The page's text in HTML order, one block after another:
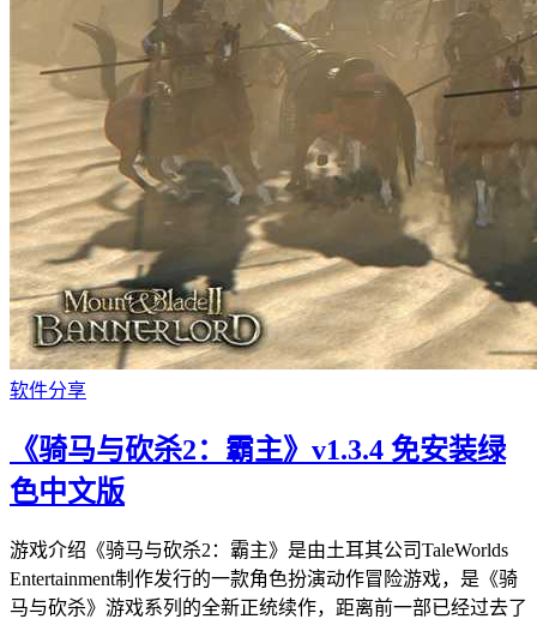
软件分享
《骑马与砍杀2：霸主》v1.3.4 免安装绿
色中文版
游戏介绍《骑马与砍杀2：霸主》是由土耳其公司TaleWorlds
Entertainment制作发行的一款角色扮演动作冒险游戏，是《骑
马与砍杀》游戏系列的全新正统续作，距离前一部已经过去了